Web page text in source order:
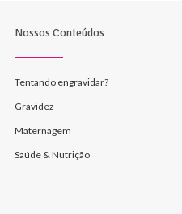
Nossos Conteúdos
Tentando engravidar?
Gravidez
Maternagem
Saúde & Nutrição